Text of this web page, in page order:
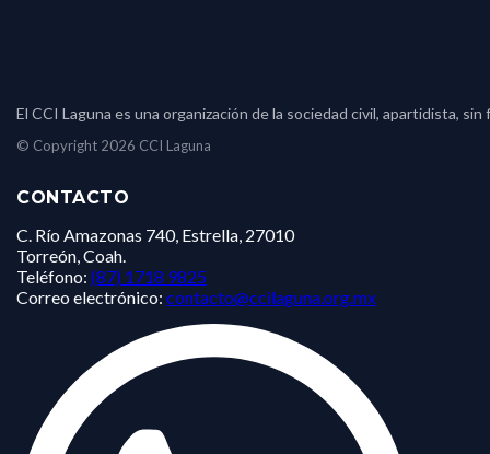
El CCI Laguna es una organización de la sociedad civil, apartidista,
© Copyright 2026 CCI Laguna
CONTACTO
C. Río Amazonas 740, Estrella, 27010
Torreón, Coah.
Teléfono: (87) 1718 9825
Correo electrónico: contacto@ccilaguna.org.mx